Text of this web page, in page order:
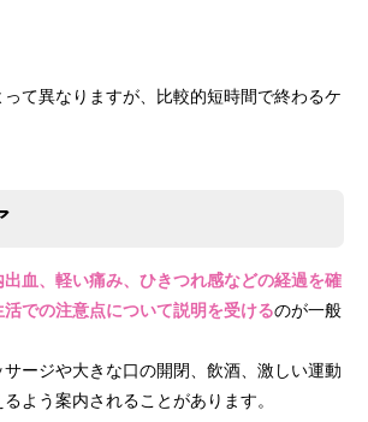
て異なりますが、比較的短時間で終わるケ
出血、軽い痛み、ひきつれ感などの経過を確
での注意点について説明を受けるのが一般
ージや大きな口の開閉、飲酒、激しい運動
よう案内されることがあります。